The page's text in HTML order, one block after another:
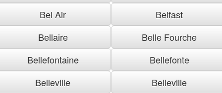
Bel Air
Belfast
Bellaire
Belle Fourche
Bellefontaine
Bellefonte
Belleville
Belleville